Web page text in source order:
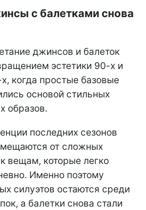
с балетками снова
джинсов и балеток
эстетики 90-х и
когда простые базовые
основой стильных
образов.
последних сезонов
от сложных
вещам, которые легко
Именно поэтому
силуэтов остаются среди
а балетки снова стали